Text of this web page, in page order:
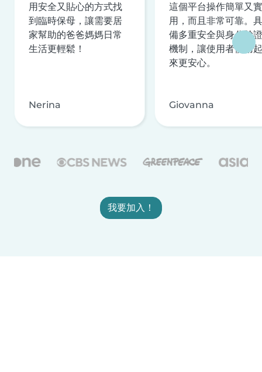
用安全又貼心的方式找
到臨時保母，讓需要居
家幫助的爸爸媽媽日常
生活更輕鬆！
Nerina
這個平台操作簡單又實
用，而且非常可靠。具
備多重安全與身分驗證
機制，讓使用者使用起
來更安心。
Giovanna
我要加入！